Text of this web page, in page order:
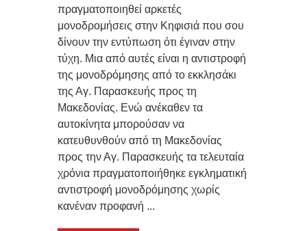
πραγματοποιηθεί αρκετές
μονοδρομήσεις στην Κηφισιά που σου
δίνουν την εντύπωση ότι έγιναν στην
τύχη. Μια από αυτές είναι η αντιστροφή
της μονοδρόμησης από το εκκλησάκι
της Αγ. Παρασκευής προς τη
Μακεδονίας. Ενώ ανέκαθεν τα
αυτοκίνητα μπορούσαν να
κατευθυνθούν από τη Μακεδονίας
προς την Αγ. Παρασκευής τα τελευταία
χρόνια πραγματοποιήθηκε εγκληματική
αντιστροφή μονοδρόμησης χωρίς
κανέναν προφανή ...